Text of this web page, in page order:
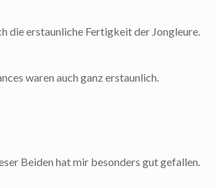
die erstaunliche Fertigkeit der Jongleure.
waren auch ganz erstaunlich.
Beiden hat mir besonders gut gefallen.